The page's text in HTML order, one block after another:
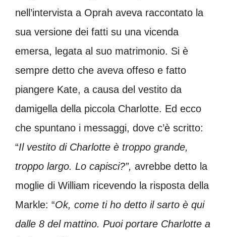
nell’intervista a Oprah aveva raccontato la
sua versione dei fatti su una vicenda
emersa, legata al suo matrimonio. Si è
sempre detto che aveva offeso e fatto
piangere Kate, a causa del vestito da
damigella della piccola Charlotte. Ed ecco
che spuntano i messaggi, dove c’è scritto:
“Il vestito di Charlotte è troppo grande,
troppo largo. Lo capisci?”, avrebbe detto la
moglie di William ricevendo la risposta della
Markle: “Ok, come ti ho detto il sarto è qui
dalle 8 del mattino. Puoi portare Charlotte a